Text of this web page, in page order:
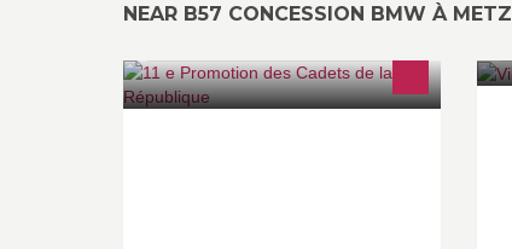
NEAR B57 CONCESSION BMW À METZ